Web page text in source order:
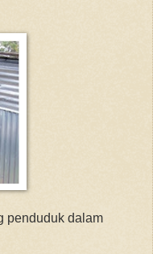
penduduk dalam